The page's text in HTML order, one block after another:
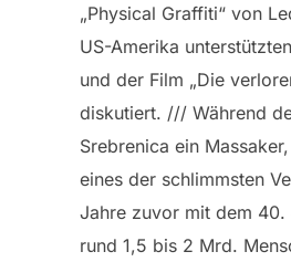
„Physical Graffiti“ von
US-Amerika
und der Film „Die
diskutiert. /// Während
Srebrenica ein
eines der schlimmsten
Jahre zuvor mit dem
rund 1,5 bis 2 Mrd.